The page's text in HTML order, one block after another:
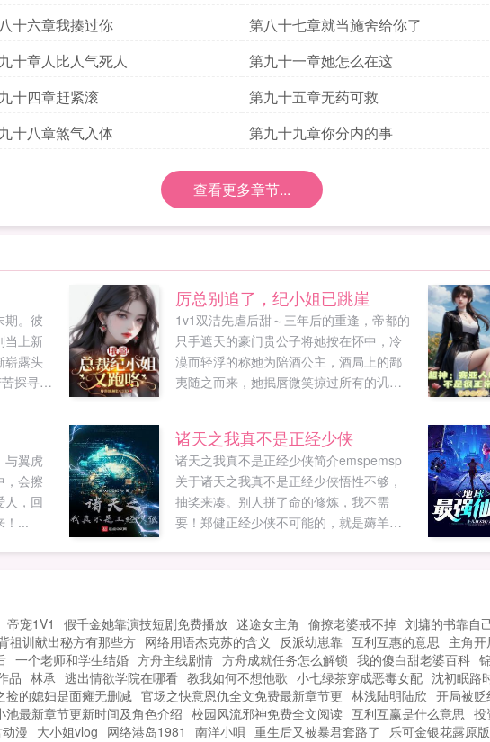
十六章我揍过你 第八十七章就当施舍给你了
十章人比人气死人 第九十一章她怎么在这
十四章赶紧滚 第九十五章无药可救
十八章煞气入体 第九十九章你分内的事
查看更多章节...
期。彼
当上新
崭露头
探寻人
赵大
儿抱
。可最
自
国基
太祖
厉总别追了，纪小姐已跳崖
1v1双洁先虐后甜～三年后的重逢，帝都的
只手遮天的豪门贵公子将她按在怀中，冷
漠而轻浮的称她为陪酒公主，酒局上的鄙
夷随之而来，她抿唇微笑掠过所有的讥
人揽入怀中，咬牙质问，一口一个厉总，
你翻脸比翻书还快？男人终于一颗心吊在
了她身上，她却一步...
与翼虎
，会擦
人，回
！...
诸天之我真不是正经少侠
诸天之我真不是正经少侠简介emspemsp
关于诸天之我真不是正经少侠悟性不够，
抽奖来凑。别人拼了命的修炼，我不需
要！郑健正经少侠不可能的，就是薅羊毛
天的。PS诸天顺序暂定笑傲江湖天龙八部
三少爷的剑大唐双龙传边荒传说破碎虚空
风云诛仙遮天西游封神...
帝宠1V1 假千金她靠演技短剧免费播放 迷途女主角 偷撩老婆戒不掉 刘墉的书靠自
祖训献出秘方有那些方 网络用语杰克苏的含义 反派幼崽靠 互利互惠的意思 主角
一个老师和学生结婚 方舟主线剧情 方舟成就任务怎么解锁 我的傻白甜老婆百科
品 林承 逃出情欲学院在哪看 教我如何不想他歌 小七绿茶穿成恶毒女配 沈初眠路
捡的媳妇是面瘫无删减 官场之快意恩仇全文免费最新章节更 林浅陆明陆欣 开局被
池最新章节更新时间及角色介绍 校园风流邪神免费全文阅读 互利互赢是什么意思 投
漫 大小姐vlog 网络港岛1981 南洋小唄 重生后又被暴君套路了 乐可金银花露原